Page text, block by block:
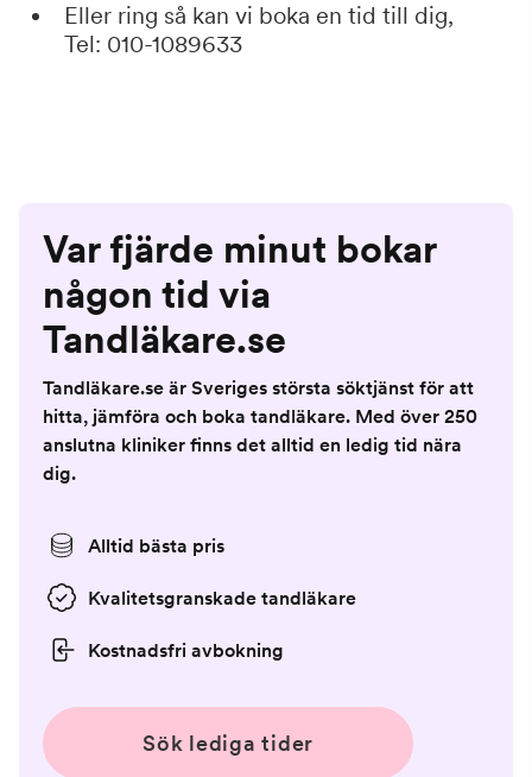
Eller ring så kan vi boka en tid till dig,
Tel: 010-1089633
Var fjärde minut bokar
någon tid via
Tandläkare.se
Tandläkare.se är Sveriges största söktjänst för att
hitta, jämföra och boka tandläkare. Med över 250
anslutna kliniker finns det alltid en ledig tid nära
dig.
Alltid bästa pris
Kvalitetsgranskade tandläkare
Kostnadsfri avbokning
Sök lediga tider